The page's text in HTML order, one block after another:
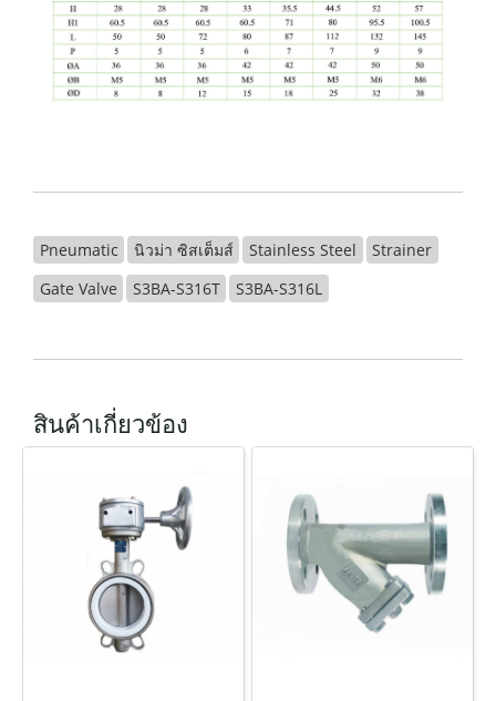
Pneumatic นิวม่า ซิสเต็มส์ Stainless Steel
Strainer
Gate Valve
S3BA-S316T S3BA-S316L
สินค้าเกี่ยวข้อง